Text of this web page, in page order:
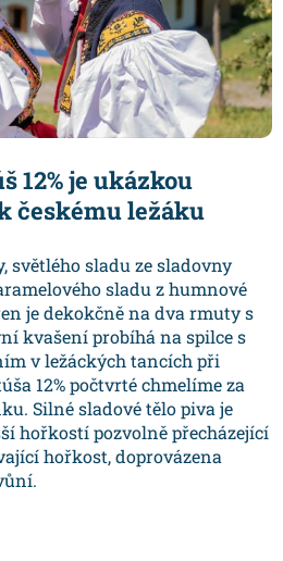
12% je ukázkou
českému ležáku
světlého sladu ze sladovny
sladu z humnové
je dekokčně na dva rmuty s
kvašení probíhá na spilce s
v ležáckých tancích při
12% počtvrté chmelíme za
Silné sladové tělo piva je
hořkostí pozvolně přecházející
hořkost, doprovázena